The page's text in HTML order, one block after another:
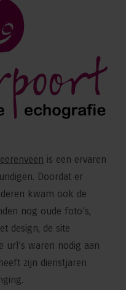
is een ervaren
Doordat er
kwam ook de
nog oude foto’s,
design, de site
url’s waren nodig aan
zijn dienstjaren